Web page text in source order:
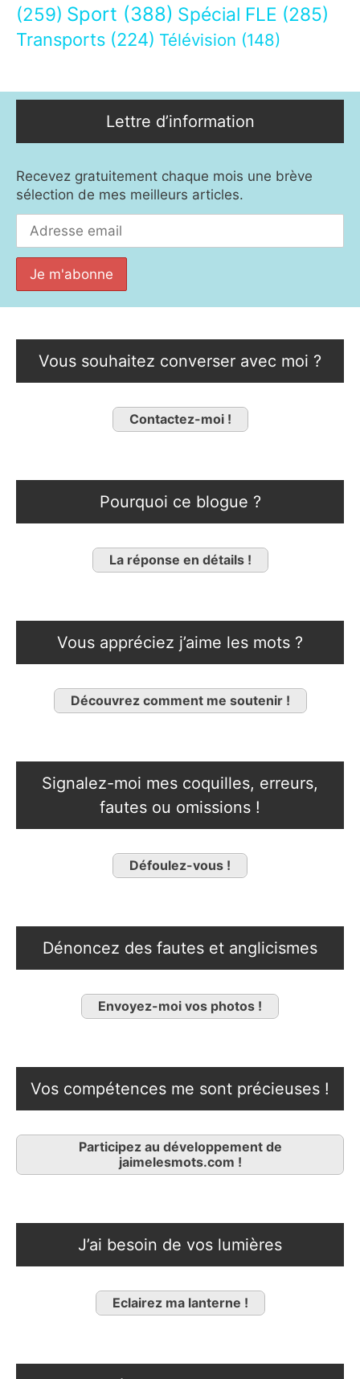
(259) Sport (388) Spécial FLE (285)
Transports (224) Télévision (148)
Lettre d’information
Recevez gratuitement chaque mois une brève
sélection de mes meilleurs articles.
Vous souhaitez converser avec moi ?
Contactez-moi !
Pourquoi ce blogue ?
La réponse en détails !
Vous appréciez j’aime les mots ?
Découvrez comment me soutenir !
Signalez-moi mes coquilles, erreurs,
fautes ou omissions !
Défoulez-vous !
Dénoncez des fautes et anglicismes
Envoyez-moi vos photos !
Vos compétences me sont précieuses !
Participez au développement de
jaimelesmots.com !
J’ai besoin de vos lumières
Eclairez ma lanterne !